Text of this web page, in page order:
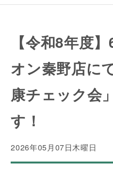
【令和8年度
オン秦野店に
康チェック会
す！
2026年05月07日木曜日